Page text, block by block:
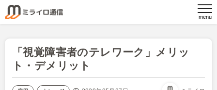
「視覚障害者のテレワーク」メリッ
ト・デメリット